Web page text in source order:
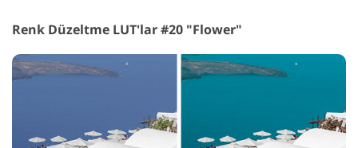
Renk Düzeltme LUT'lar #20 "Flower"